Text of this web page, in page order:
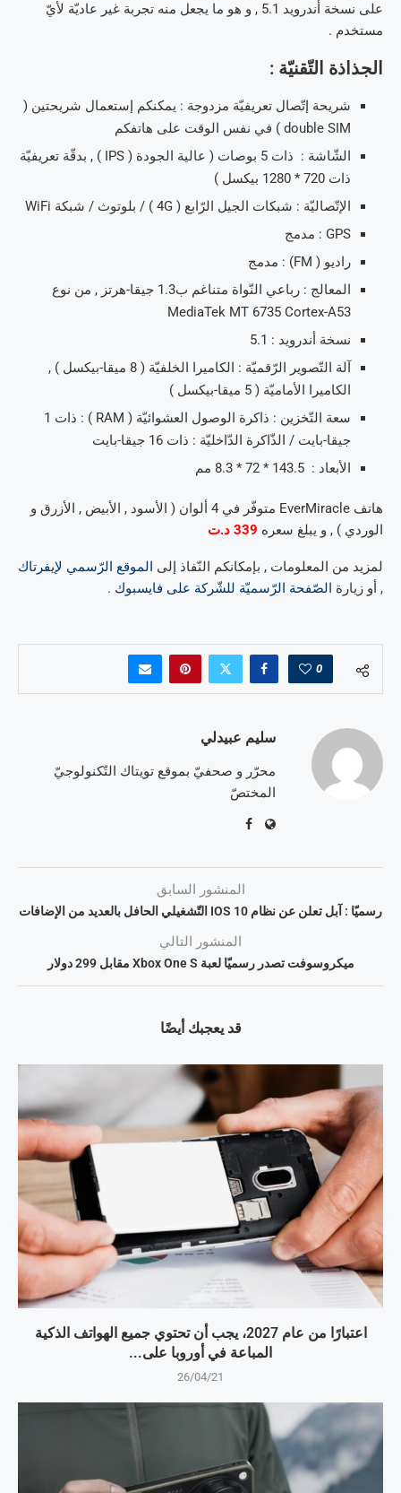
على نسخة أندرويد 5.1 , و هو ما يجعل منه تجربة غير عاديّة لأيّ
مستخدم .
الجذاذة التّقنيّة :
شريحة إتّصال تعريفيّة مزدوجة : يمكنكم إستعمال شريحتين (
double SIM ) في نفس الوقت على هاتفكم
الشّاشة : ذات 5 بوصات ( عالية الجودة ( IPS ) , بدقّة تعريفيّة
ذات 720 * 1280 بيكسل )
الإتّصاليّة : شبكات الجيل الرّابع ( 4G ) / بلوتوث / شبكة WiFi
GPS : مدمج
راديو ( FM) : مدمج
المعالج : رباعي النّواة متناغم ب1.3 جيقا-هرتز , من نوع
MediaTek MT 6735 Cortex-A53
نسخة أندرويد : 5.1
آلة التّصوير الرّقميّة : الكاميرا الخلفيّة ( 8 ميقا-بيكسل ) ,
الكاميرا الأماميّة ( 5 ميقا-بيكسل )
سعة التّخزين : ذاكرة الوصول العشوائيّة ( RAM ) : ذات 1
جيقا-بايت / الذّاكرة الدّاخليّة : ذات 16 جيقا-بايت
الأبعاد : 143.5 * 72 * 8.3 مم
هاتف EverMiracle متوفّر في 4 ألوان ( الأسود , الأبيض , الأزرق و
الوردي ) , و يبلغ سعره 339 د.ت
لمزيد من المعلومات , بإمكانكم النّفاذ إلى الموقع الرّسمي لإيفرتاك
, أو زيارة الصّفحة الرّسميّة للشّركة على فايسبوك .
0
سليم عبيدلي
محرّر و صحفيّ بموقع تويتاك التّكنولوجيّ
المختصّ
المنشور السابق
رسميّا : آبل تعلن عن نظام IOS 10 التّشغيلي الحافل بالعديد من الإضافات
المنشور التالي
ميكروسوفت تصدر رسميّا لعبة Xbox One S مقابل 299 دولار
قد يعجبك أيضًا
اعتبارًا من عام 2027، يجب أن تحتوي جميع الهواتف الذكية
المباعة في أوروبا على...
26/04/21